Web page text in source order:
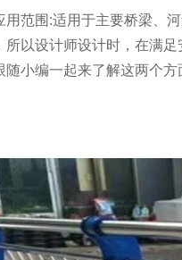
用范围:适用于主要桥梁、
所以设计师设计时，在满
小编一起来了解这两个方